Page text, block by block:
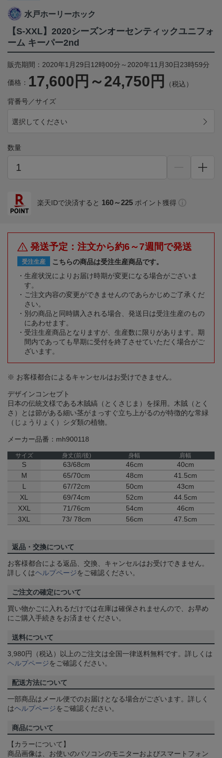
水戸ホーリーホック
【S-XXL】2020シーズンオーセンティックユニフォ
ーム キーパー2nd
販売期間：2020年1月29日12時00分～2020年11月30日23時59分
価格： 17,600円～24,750円 （税込）
背番号／サイズ
選択してください
数量
楽天IDで決済すると 160～225 ポイント獲得
発送予定：注文から約6～7週間で発送
受注生産
こちらの商品は受注生産商品です。
生産状況によりお届け時期が変更になる場合がございま
す。
ご注文内容の変更ができませんのであらかじめご了承くだ
さい。
別の商品と同時購入される場合、発送日は受注生産のもの
にあわせます。
受注生産商品となりますが、生産数に限りがあります。期
間内であっても早期に受付を終了させていただく場合がご
ざいます。
※ お客様都合によるキャンセルはお受けできません。
デザインコンセプト
日本の伝統文様である木賊縞（とくさじま）を採用。木賊（とく
さ）とは節がある細い茎がまっすぐ立ち上がるのが特徴的な常緑
（じょうりょく）シダ類の植物。
メーカー品番：mh900118
サイズ 身丈(前/後) 身幅 肩幅
S 63/68cm 46cm
40cm
M
65/70cm 48cm
41.5cm
L
67/72cm 50cm
43cm
XL
69/74cm 52cm
44.5cm
XXL
71/76cm 54cm
46cm
3XL
73/ 78cm 56cm 47.5cm
返品・交換について
お客様都合による返品、交換、キャンセルはお受けできません。
詳しくはヘルプページをご確認ください。
ご注文の確定について
買い物かごに入れるだけでは在庫は確保されませんので、お早め
にご購入手続きをお済ませください。
送料について
3,980円（税込）以上のご注文は全国一律送料無料です。詳しくは
ヘルプページをご確認ください。
配送方法について
一部商品はメール便でのお届けとなる場合がございます。詳しく
はヘルプページをご確認ください。
商品について
【カラーについて】
商品画像は、お使いのパソコンのモニターおよびスマートフォン